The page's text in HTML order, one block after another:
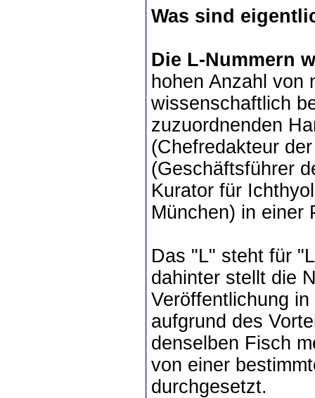
Was sind
Die L-Nummern
hohen Anzahl von
wissenschaftlich
zuzuordnenden
(Chefredakteur
(Geschäftsführer
Kurator für
München) in einer
Das "L" steht für
dahinter stellt die
Veröffentlichung
aufgrund des
denselben Fisch
von einer
durchgesetzt.